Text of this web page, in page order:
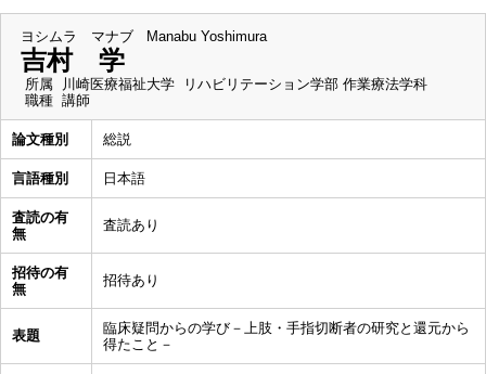
ヨシムラ マナブ Manabu Yoshimura
吉村 学
所属
川崎医療福祉大学 リハビリテーション学部 作業療法学科
職種 講師
論文種別 総説
言語種別 日本語
査読の有
無
査読あり
招待の有
無
招待あり
表題
臨床疑問からの学び－上肢・手指切断者の研究と還元から
得たこと－